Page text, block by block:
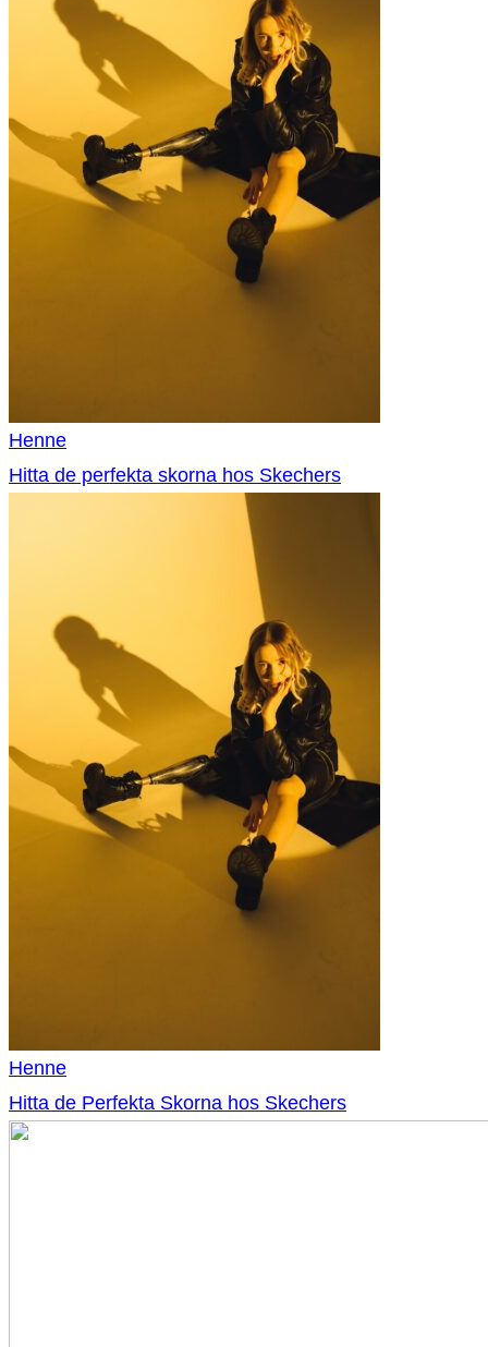
Henne
Hitta de perfekta skorna hos Skechers
Henne
Hitta de Perfekta Skorna hos Skechers